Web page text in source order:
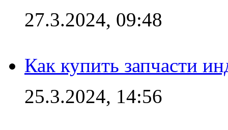
27.3.2024, 09:48
Как купить запчасти
25.3.2024, 14:56